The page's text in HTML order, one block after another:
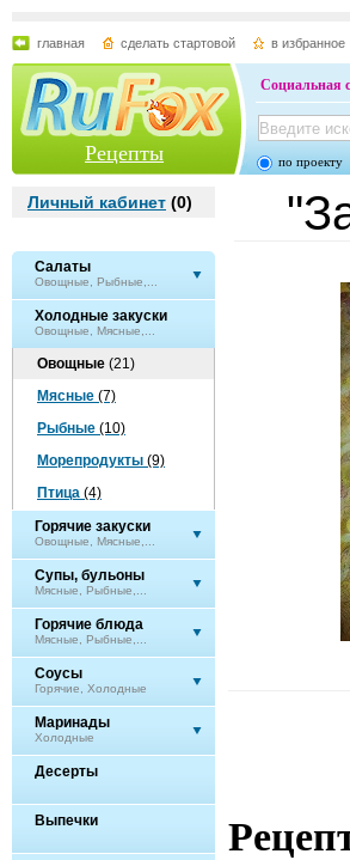
главная сделать стартовой в избранное
Рецепты
Социальная
по проекту
Личный кабинет (0)
Салаты
Овощные, Рыбные,...
Холодные закуски
Овощные, Мясные,...
Овощные (21)
Мясные (7)
Рыбные (10)
Морепродукты (9)
Птица (4)
Горячие закуски
Овощные, Мясные,...
Супы, бульоны
Мясные, Рыбные,...
Горячие блюда
Мясные, Рыбные,...
Соусы
Горячие, Холодные
Маринады
Холодные
Десерты
Выпечки